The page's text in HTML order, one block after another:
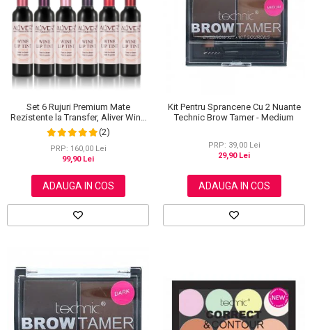
Scrub / Balsam de buze
Netestate pe Animale
Set 6 Rujuri Premium Mate
Rezistente la Transfer, Aliver Wine
Lip Tint Waterproof, 7 g X 6 buc
(2)
PRP: 160,00 Lei
99,90 Lei
ADAUGA IN COS
Kit Pentru Sprancene Cu 2 Nuante
Technic Brow Tamer - Medium
PRP: 39,00 Lei
29,90 Lei
ADAUGA IN COS